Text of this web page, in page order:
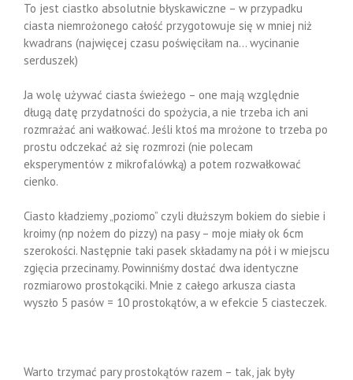
To jest ciastko absolutnie błyskawiczne – w przypadku
ciasta niemrożonego całość przygotowuje się w mniej niż
kwadrans (najwięcej czasu poświęciłam na… wycinanie
serduszek)
Ja wolę używać ciasta świeżego – one mają względnie
długą datę przydatności do spożycia, a nie trzeba ich ani
rozmrażać ani wałkować. Jeśli ktoś ma mrożone to trzeba po
prostu odczekać aż się rozmrozi (nie polecam
eksperymentów z mikrofalówką) a potem rozwałkować
cienko.
Ciasto kładziemy „poziomo” czyli dłuższym bokiem do siebie i
kroimy (np nożem do pizzy) na pasy – moje miały ok 6cm
szerokości. Następnie taki pasek składamy na pół i w miejscu
zgięcia przecinamy. Powinniśmy dostać dwa identyczne
rozmiarowo prostokąciki. Mnie z całego arkusza ciasta
wyszło 5 pasów = 10 prostokątów, a w efekcie 5 ciasteczek.
Warto trzymać pary prostokątów razem – tak, jak były